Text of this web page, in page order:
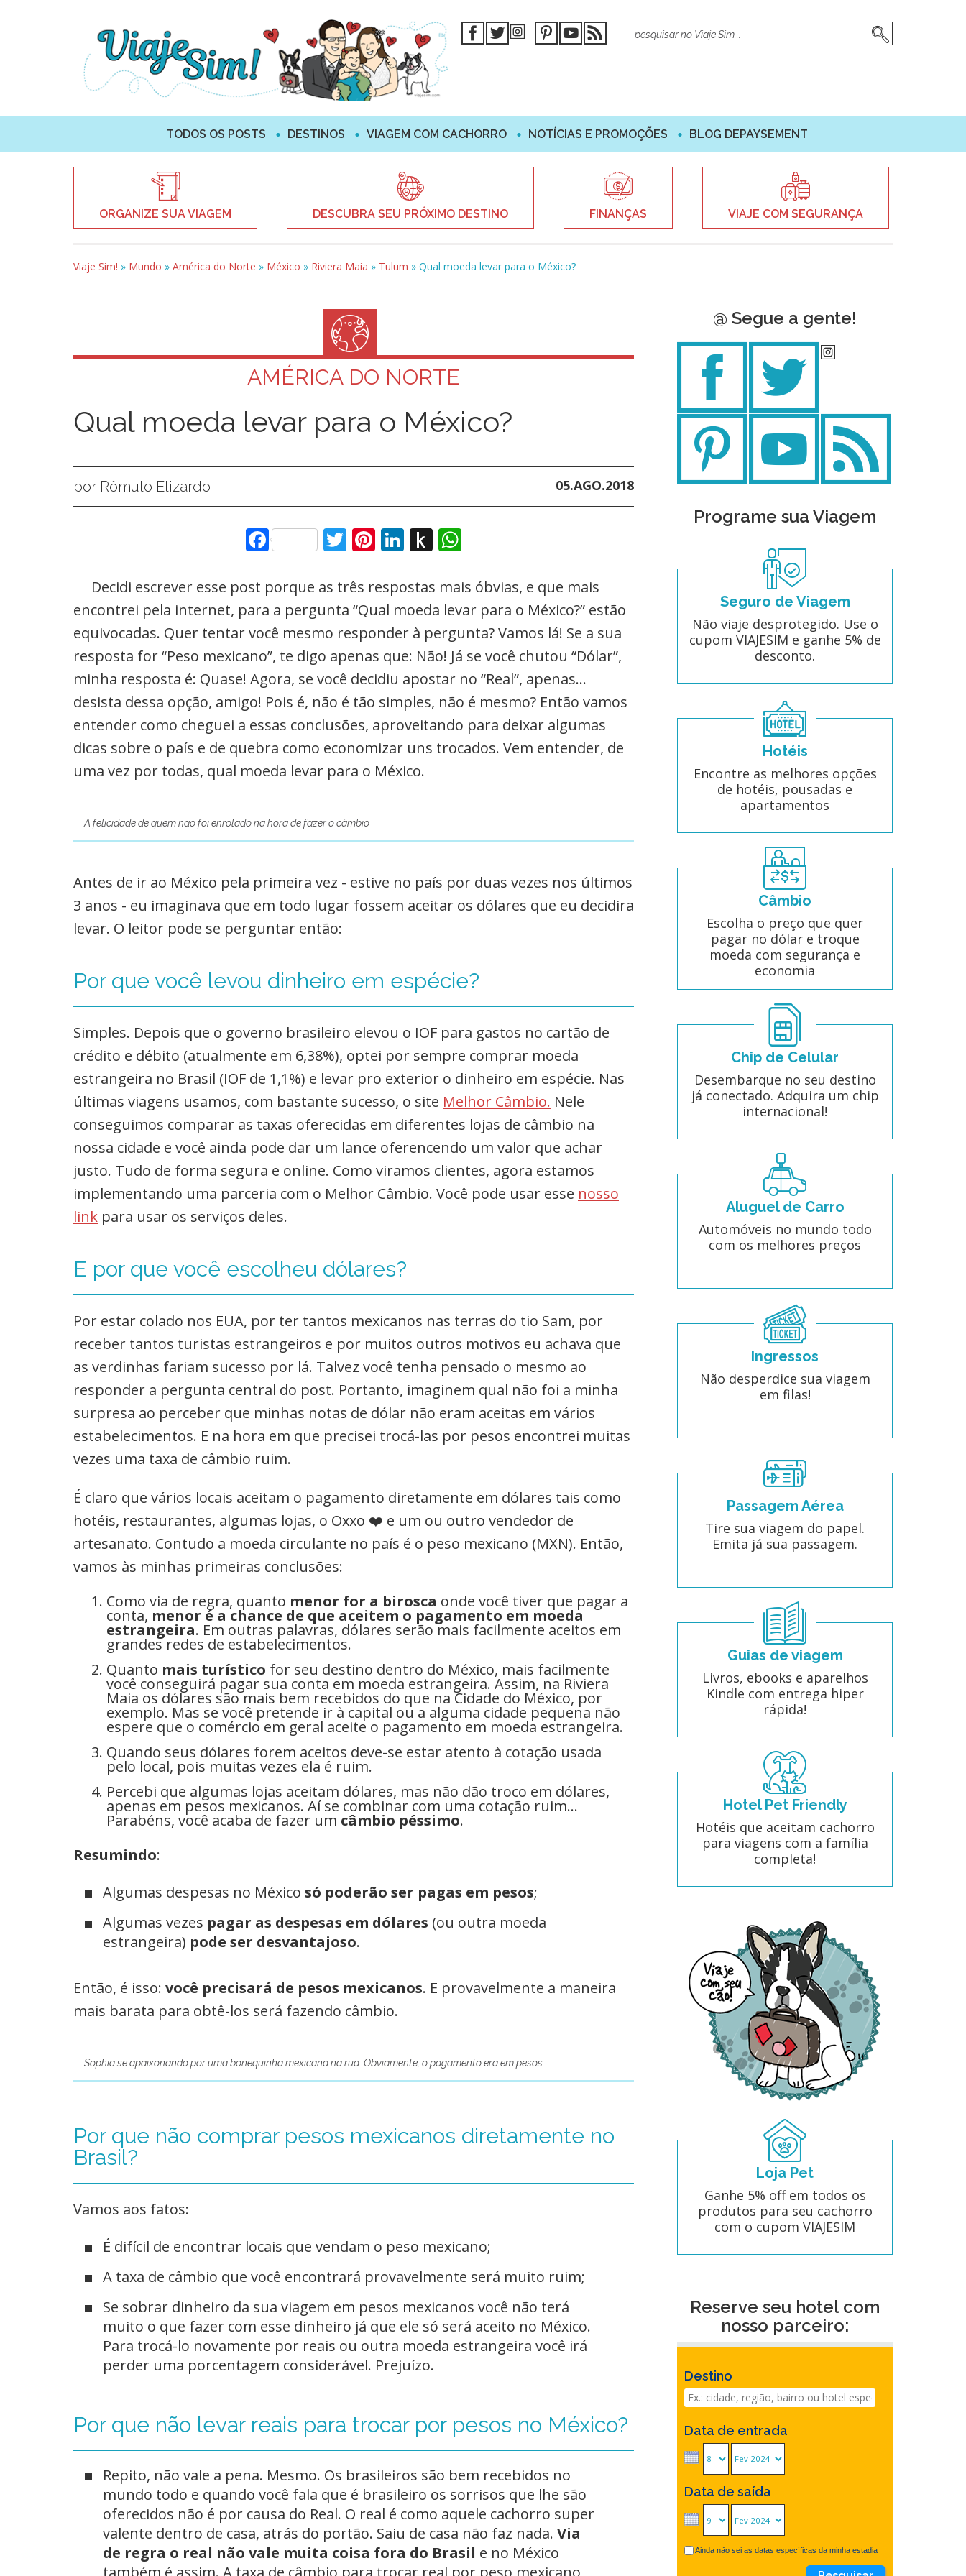
TODOS OS POSTS DESTINOS VIAGEM COM CACHORRO NOTÍCIAS E PROMOÇÕES BLOG DEPAYSEMENT
ORGANIZE SUA VIAGEM DESCUBRA SEU PRÓXIMO DESTINO FINANÇAS VIAJE COM SEGURANÇA
Viaje Sim! » Mundo » América do Norte » México » Riviera Maia » Tulum » Qual moeda levar para o México?
AMÉRICA DO NORTE
Qual moeda levar para o México?
por Rômulo Elizardo 05.AGO.2018
FacebookTwitter
Pinterest
LinkedIn
Push
Kindle
Decidi escrever esse post porque as três respostas mais óbvias, e que mais
encontrei pela internet, para a pergunta “Qual moeda levar para o México?” estão
equivocadas. Quer tentar você mesmo responder à pergunta? Vamos lá! Se a sua
resposta for “Peso mexicano”, te digo apenas que: Não! Já se você chutou “Dólar”,
minha resposta é: Quase! Agora, se você decidiu apostar no “Real”, apenas…
desista dessa opção, amigo! Pois é, não é tão simples, não é mesmo? Então vamos
entender como cheguei a essas conclusões, aproveitando para deixar algumas
dicas sobre o país e de quebra como economizar uns trocados. Vem entender, de
uma vez por todas, qual moeda levar para o México.
A felicidade de quem não foi enrolado na hora de fazer o câmbio
Antes de ir ao México pela primeira vez - estive no país por duas vezes nos últimos
3 anos - eu imaginava que em todo lugar fossem aceitar os dólares que eu decidira
levar. O leitor pode se perguntar então:
Por que você levou dinheiro em espécie?
Simples. Depois que o governo brasileiro elevou o IOF para gastos no cartão de
crédito e débito (atualmente em 6,38%), optei por sempre comprar moeda
estrangeira no Brasil (IOF de 1,1%) e levar pro exterior o dinheiro em espécie. Nas
últimas viagens usamos, com bastante sucesso, o site Melhor Câmbio. Nele
conseguimos comparar as taxas oferecidas em diferentes lojas de câmbio na
nossa cidade e você ainda pode dar um lance oferencendo um valor que achar
justo. Tudo de forma segura e online. Como viramos clientes, agora estamos
implementando uma parceria com o Melhor Câmbio. Você pode usar esse nosso
link para usar os serviços deles.
E por que você escolheu dólares?
Por estar colado nos EUA, por ter tantos mexicanos nas terras do tio Sam, por
receber tantos turistas estrangeiros e por muitos outros motivos eu achava que
as verdinhas fariam sucesso por lá. Talvez você tenha pensado o mesmo ao
responder a pergunta central do post. Portanto, imaginem qual não foi a minha
surpresa ao perceber que minhas notas de dólar não eram aceitas em vários
estabelecimentos. E na hora em que precisei trocá-las por pesos encontrei muitas
vezes uma taxa de câmbio ruim.
É claro que vários locais aceitam o pagamento diretamente em dólares tais como
hotéis, restaurantes, algumas lojas, o Oxxo ❤️ e um ou outro vendedor de
artesanato. Contudo a moeda circulante no país é o peso mexicano (MXN). Então,
vamos às minhas primeiras conclusões:
Como via de regra, quanto menor for a birosca onde você tiver que pagar a
conta, menor é a chance de que aceitem o pagamento em moeda
estrangeira. Em outras palavras, dólares serão mais facilmente aceitos em
grandes redes de estabelecimentos.
Quanto mais turístico for seu destino dentro do México, mais facilmente
você conseguirá pagar sua conta em moeda estrangeira. Assim, na Riviera
Maia os dólares são mais bem recebidos do que na Cidade do México, por
exemplo. Mas se você pretende ir à capital ou a alguma cidade pequena não
espere que o comércio em geral aceite o pagamento em moeda estrangeira.
Quando seus dólares forem aceitos deve-se estar atento à cotação usada
pelo local, pois muitas vezes ela é ruim.
Percebi que algumas lojas aceitam dólares, mas não dão troco em dólares,
apenas em pesos mexicanos. Aí se combinar com uma cotação ruim…
Parabéns, você acaba de fazer um câmbio péssimo.
Resumindo:
Algumas despesas no México só poderão ser pagas em pesos;
Algumas vezes pagar as despesas em dólares (ou outra moeda
estrangeira) pode ser desvantajoso.
Então, é isso: você precisará de pesos mexicanos. E provavelmente a maneira
mais barata para obtê-los será fazendo câmbio.
Sophia se apaixonando por uma bonequinha mexicana na rua. Obviamente, o pagamento era em pesos
Por que não comprar pesos mexicanos diretamente no
Brasil?
Vamos aos fatos:
É difícil de encontrar locais que vendam o peso mexicano;
A taxa de câmbio que você encontrará provavelmente será muito ruim;
Se sobrar dinheiro da sua viagem em pesos mexicanos você não terá
muito o que fazer com esse dinheiro já que ele só será aceito no México.
Para trocá-lo novamente por reais ou outra moeda estrangeira você irá
perder uma porcentagem considerável. Prejuízo.
Por que não levar reais para trocar por pesos no México?
Repito, não vale a pena. Mesmo. Os brasileiros são bem recebidos no
mundo todo e quando você fala que é brasileiro os sorrisos que lhe são
oferecidos não é por causa do Real. O real é como aquele cachorro super
valente dentro de casa, atrás do portão. Saiu de casa não faz nada. Via
de regra o real não vale muita coisa fora do Brasil e no México
também é assim. A taxa de câmbio para trocar real por peso mexicano
@ Segue a gente!
Programe sua Viagem
Seguro de Viagem
Não viaje desprotegido. Use o
cupom VIAJESIM e ganhe 5% de
desconto.
Hotéis
Encontre as melhores opções
de hotéis, pousadas e
apartamentos
Câmbio
Escolha o preço que quer
pagar no dólar e troque
moeda com segurança e
economia
Chip de Celular
Desembarque no seu destino
já conectado. Adquira um chip
internacional!
Aluguel de Carro
Automóveis no mundo todo
com os melhores preços
Ingressos
Não desperdice sua viagem
em filas!
Passagem Aérea
Tire sua viagem do papel.
Emita já sua passagem.
Guias de viagem
Livros, ebooks e aparelhos
Kindle com entrega hiper
rápida!
Hotel Pet Friendly
Hotéis que aceitam cachorro
para viagens com a família
completa!
Loja Pet
Ganhe 5% off em todos os
produtos para seu cachorro
com o cupom VIAJESIM
Reserve seu hotel com
nosso parceiro:
Destino
Data de entrada
Data de saída
Ainda não sei as datas específicas da minha estadia